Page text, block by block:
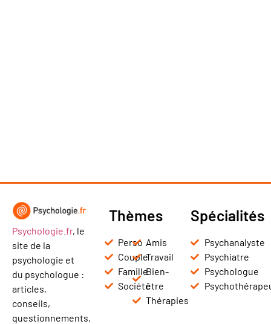
Psychologie.fr, le
site de la
psychologie et
du psychologue :
articles,
conseils,
questionnements,
Thèmes
Perso
Couple
Famille
Société
Amis
Travail
Bien-
être
Thérapies
Spécialités
Psychanalyste
Psychiatre
Psychologue